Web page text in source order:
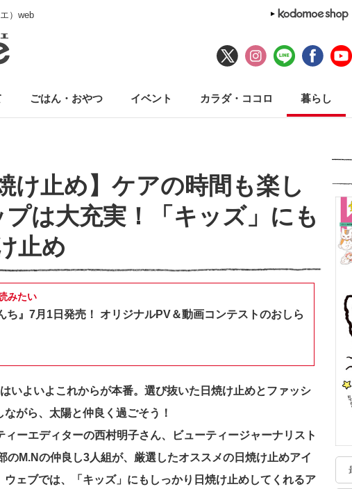
）web
ごはん・おやつ イベント カラダ・ココロ 暮らし
け止め】ケアの時間も楽し
プは大充実！「キッズ」にも
止め
みたい
ち』7月1日発売！ オリジナルPV＆動画コンテストのおしら
いよいよこれからが本番。選び抜いた日焼け止めとファッシ
がら、太陽と仲良く過ごそう！
ーエディターの西村明子さん、ビューティージャーナリスト
のM.Nの仲良し3人組が、厳選したオススメの日焼け止めアイ
ェブでは、「キッズ」にもしっかり日焼け止めしてくれるア